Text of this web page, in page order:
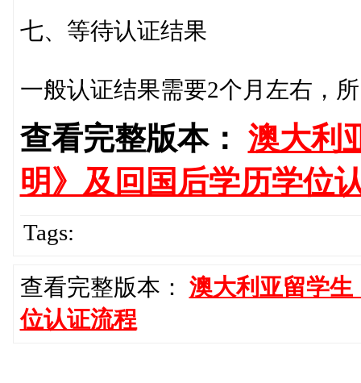
七、等待认证结果
一般认证结果需要2个月左右，
查看完整版本： 澳大利
明》及回国后学历学位
Tags:
查看完整版本： 澳大利亚留学
位认证流程